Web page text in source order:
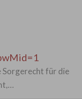
Sorgerecht für die